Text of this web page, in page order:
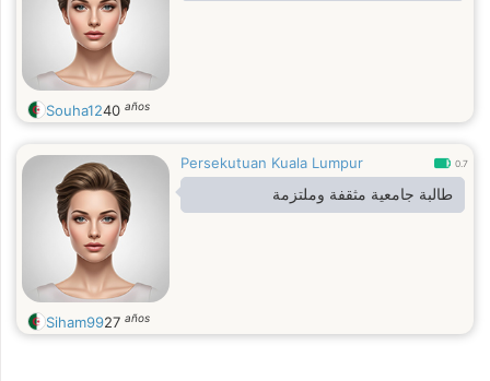
Souha1240 años
Persekutuan Kuala Lumpur 0.7
طالبة جامعية مثقفة وملتزمة
Siham9927 años